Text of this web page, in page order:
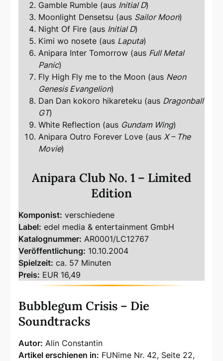
Gamble Rumble (aus Initial D)
Moonlight Densetsu (aus Sailor Moon)
Night Of Fire (aus Initial D)
Kimi wo nosete (aus Laputa)
Anipara Inter Tomorrow (aus Full Metal
Panic)
Fly High Fly me to the Moon (aus Neon
Genesis Evangelion)
Dan Dan kokoro hikareteku (aus Dragonball
GT)
White Reflection (aus Gundam Wing)
Anipara Outro Forever Love (ausX – The
Movie)
Anipara Club No. 1 – Limited
Edition
Komponist: verschiedene
Label: edel media & entertainment GmbH
Katalognummer: AR0001/LC12767
Veröffentlichung: 10.10.2004
Spielzeit: ca. 57 Minuten
Preis: EUR 16,49
Bubblegum Crisis – Die
Soundtracks
Autor: Alin Constantin
Artikel erschienen in: FUNime Nr. 42, Seite 22,